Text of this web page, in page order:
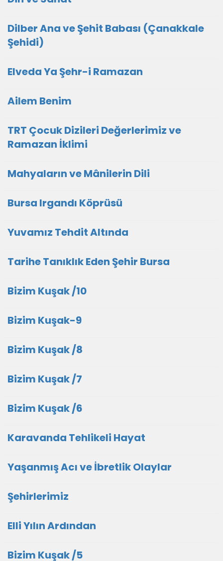
Dilber Ana ve Şehit Babası (Çanakkale
Şehidi)
Elveda Ya Şehr-i Ramazan
Ailem Benim
TRT Çocuk Dizileri Değerlerimiz ve
Ramazan İklimi
Mahyaların ve Mânilerin Dili
Bursa Irgandı Köprüsü
Yuvamız Tehdit Altında
Tarihe Tanıklık Eden Şehir Bursa
Bizim Kuşak /10
Bizim Kuşak-9
Bizim Kuşak /8
Bizim Kuşak /7
Bizim Kuşak /6
Karavanda Tehlikeli Hayat
Yaşanmış Acı ve İbretlik Olaylar
Şehirlerimiz
Elli Yılın Ardından
Bizim Kuşak /5